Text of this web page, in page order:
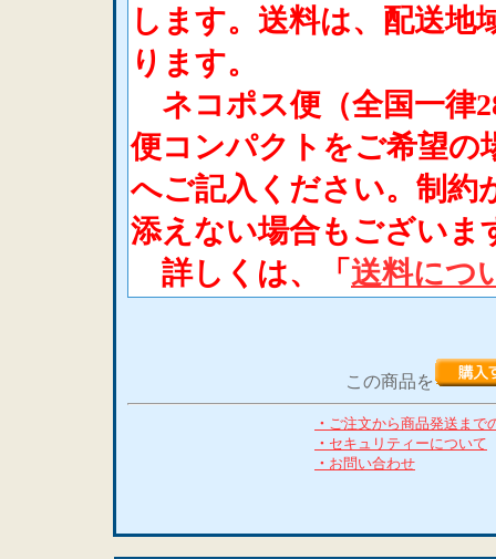
します。送料は、配送地
ります。
ネコポス便（全国一律
便コンパクトをご希望の
へご記入ください。制約
添えない場合もございま
詳しくは、「 送料につ
この商品を
・ ご注文から商品発送まで
・ セキュリティーについて
・ お問い合わせ